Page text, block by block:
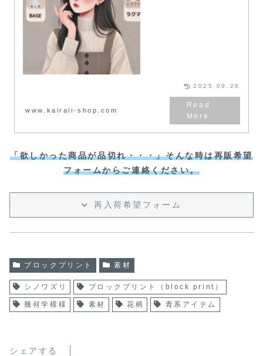
www.kairali-shop.com
2025.09.28
「欲しかった商品が品切れ・・・」そんな時は再販希望
フォームからご連絡ください。
再入荷希望フォーム
ブロックプリント 素材
シノワズリ ブロックプリント（block print）
幾何学模様 素材 花柄 青系アイテム
シェアする